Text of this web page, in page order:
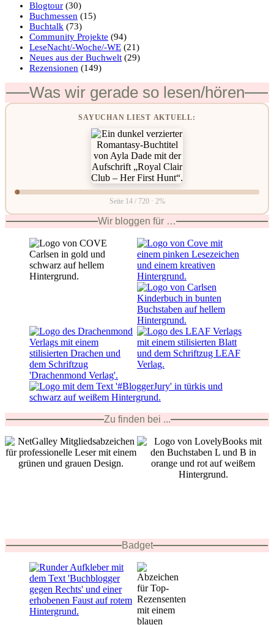
Blogtour (30)
Buchmessen (15)
Buchtalk (73)
Community Projekte (94)
LeseNacht/-Woche/-WE (21)
Neues aus der Buchwelt (29)
Rezensionen (149)
Was wir gerade so lesen/hören
SAYUCHAN LIEST AKTUELL:
Seite 14 / 720 · 2%
Wir bloggen für …
Zu finden bei ...
Badget